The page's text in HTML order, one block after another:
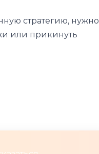
стратегию, нужно
или прикинуть